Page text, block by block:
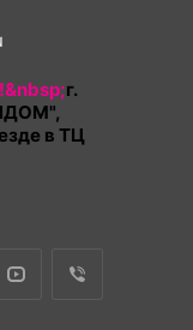
г.
в ТЦ